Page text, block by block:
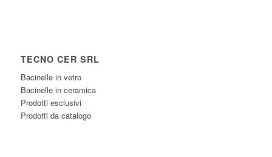
TECNO CER SRL
Bacinelle in vetro
Bacinelle in ceramica
Prodotti esclusivi
Prodotti da catalogo